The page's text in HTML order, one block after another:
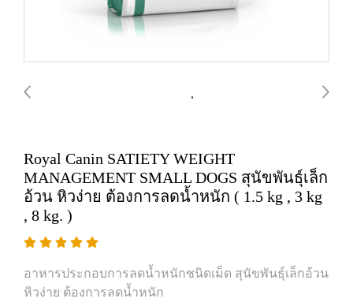
Royal Canin SATIETY WEIGHT
MANAGEMENT SMALL DOGS สุนัขพันธุ์เล็ก
อ้วน หิวง่าย ต้องการลดน้ำหนัก ( 1.5 kg , 3 kg
, 8 kg. )
อาหารประกอบการลดน้ำหนักชนิดเม็ด สุนัขพันธุ์เล็กอ้วน
หิวง่าย ต้องการลดน้ำหนัก